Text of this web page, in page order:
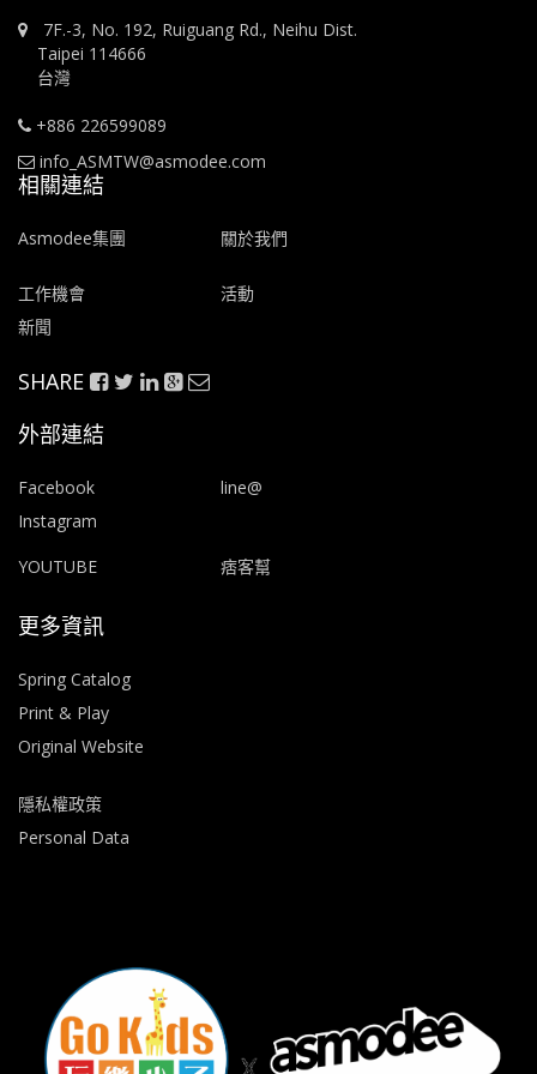
7F.-3, No. 192, Ruiguang Rd., Neihu Dist.
Taipei 114666
台灣
+886 226599089
info_ASMTW@asmodee.com
相關連結
Asmodee集團 關於我們
工作機會
活動
新聞
SHARE
外部連結
Facebook
line@
Instagram
YOUTUBE
痞客幫
更多資訊
Spring Catalog
Print & Play
Original Website
隱私權政策
Personal Data